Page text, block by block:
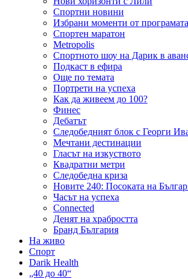
Спортни новини
Избрани моменти от
Спортен маратон
Metropolis
Спортното шоу на Дарик в
Подкаст в ефира
Още по темата
Портрети на успеха
Как да живеем до 100?
Финес
Дебатът
Следобедният блок с Георги
Мечтани дестинации
Гласът на изкуството
Квадратни метри
Следобедна криза
Новите 240: Посоката на
Часът на успеха
Connected
Денят на храбростта
Бранд България
На живо
Спорт
Darik Health
„40 до 40“